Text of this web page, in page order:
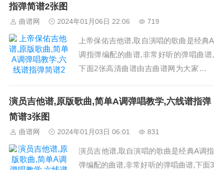
指弹简谱2张图
曲谱网 2024年01月06日 22:06 719
上帝保佑吉他谱,取自演唱的歌曲是经典A
调指弹编配的曲谱,非常好听的弹唱曲谱,
下面2张高清曲谱由吉曲谱网为大家更新
演员吉他谱,原版歌曲,简单A调弹唱教学,六线谱指弹
简谱3张图
曲谱网 2024年01月03日 06:01 831
演员吉他谱,取自演唱的歌曲是经典A调指
弹编配的曲谱,非常好听的弹唱曲谱,下面3